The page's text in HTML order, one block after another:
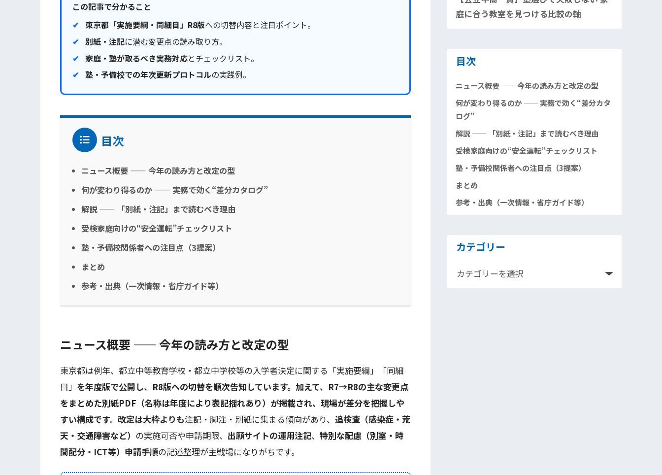
この記事で分かること
東京都「実施要綱・同細目」R8版への切替内容と注目ポイント。
別紙・注記に潜む変更点の読み取り方。
家庭・塾が取るべき実務対応とチェックリスト。
塾・予備校での年次更新プロトコルの実践例。
目次
ニュース概要 —— 今年の読み方と改定の型
何が変わり得るのか —— 実務で効く“差分カタログ”
解説 —— 「別紙・注記」まで読むべき理由
受検家庭向けの“安全運転”チェックリスト
塾・予備校関係者への注目点（3提案）
まとめ
参考・出典（一次情報・省庁ガイド等）
ニュース概要 —— 今年の読み方と改定の型
東京都は例年、都立中等教育学校・都立中学校等の入学者決定に関する「実施要綱」「同細
目」 を年度版で公開し、R8版への切替を順次告知しています。加えて、R7→R8の主な変更点
をまとめた別紙PDF（名称は年度により表記揺れあり）が掲載され、現場が差分を把握しや
すい構成です。改定は大枠よりも注記・脚注・別紙に集まる傾向があり、 追検査（感染症・荒
天・交通障害など） の実施可否や申請期限、 出願サイトの運用注記、 特別な配慮（別室・時
間配分・ICT等）申請手順の記述整理が主戦場になりがちです。
庭に合う教室を見つける比較の軸
目次
ニュース概要 —— 今年の読み方と改定の型
何が変わり得るのか —— 実務で効く“差分カタ
ログ”
解説 —— 「別紙・注記」まで読むべき理由
受検家庭向けの“安全運転”チェックリスト
塾・予備校関係者への注目点（3提案）
まとめ
参考・出典（一次情報・省庁ガイド等）
カテゴリー